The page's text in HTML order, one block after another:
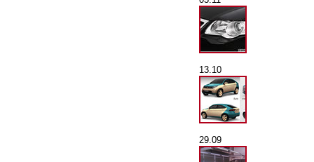
13.10
29.09